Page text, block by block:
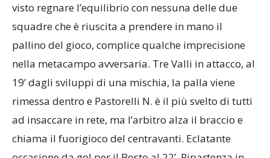
visto regnare l’equilibrio con nessuna delle due
squadre che è riuscita a prendere in mano il
pallino del gioco, complice qualche imprecisione
nella metacampo avversaria. Tre Valli in attacco, al
19’ dagli sviluppi di una mischia, la palla viene
rimessa dentro e Pastorelli N. è il più svelto di tutti
ad insaccare in rete, ma l’arbitro alza il braccio e
chiama il fuorigioco del centravanti. Eclatante